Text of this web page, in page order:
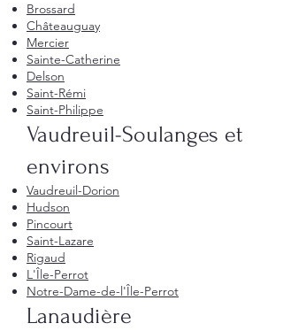
Brossard
Châteauguay
Mercier
Sainte-Catherine
Delson
Saint-Rémi
Saint-Philippe
Vaudreuil-Soulanges et
environs
Vaudreuil-Dorion
Hudson
Pincourt
Saint-Lazare
Rigaud
L'Île-Perrot
Notre-Dame-de-l'Île-Perrot
Lanaudière